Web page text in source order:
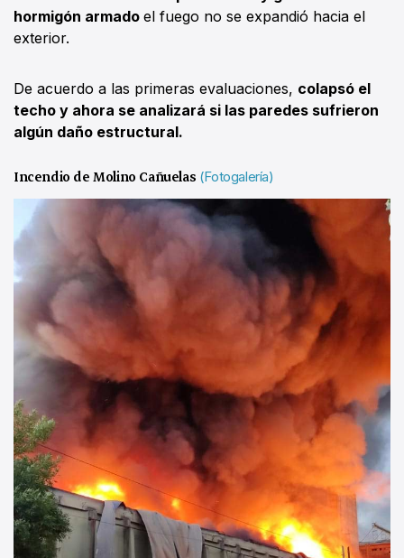
hormigón armado el fuego no se expandió hacia el
exterior.
De acuerdo a las primeras evaluaciones, colapsó el
techo y ahora se analizará si las paredes sufrieron
algún daño estructural.
Incendio de Molino Cañuelas (Fotogalería)